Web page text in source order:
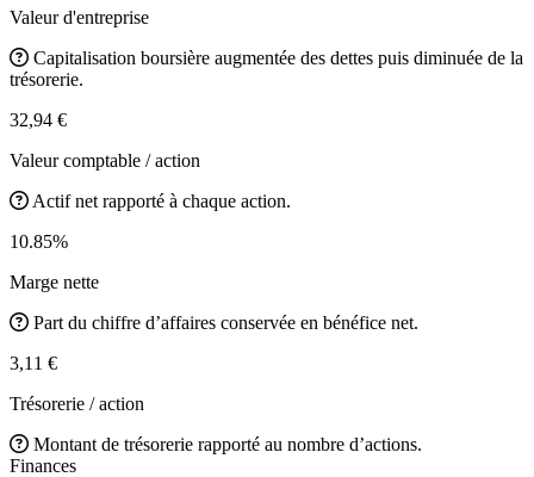
Valeur d'entreprise
Capitalisation boursière augmentée des dettes puis diminuée de la
trésorerie.
32,94 €
Valeur comptable / action
Actif net rapporté à chaque action.
10.85%
Marge nette
Part du chiffre d’affaires conservée en bénéfice net.
3,11 €
Trésorerie / action
Montant de trésorerie rapporté au nombre d’actions.
Finances